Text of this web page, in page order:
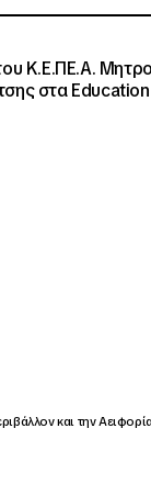
Κ.Ε.ΠΕ.Α.
στα
και την Αειφορία